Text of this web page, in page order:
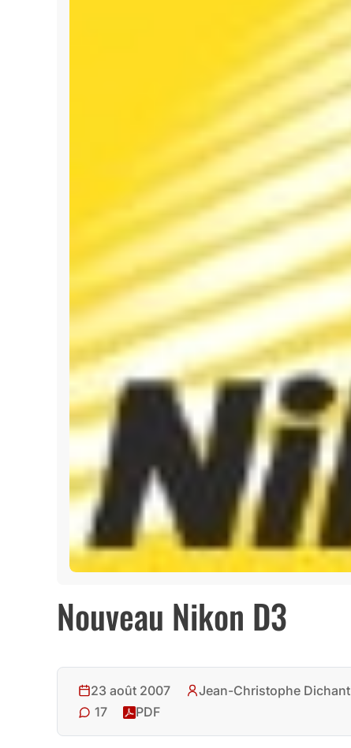
Nouveau Nikon D3
23 août 2007
Jean-Christophe Dichant
17
PDF